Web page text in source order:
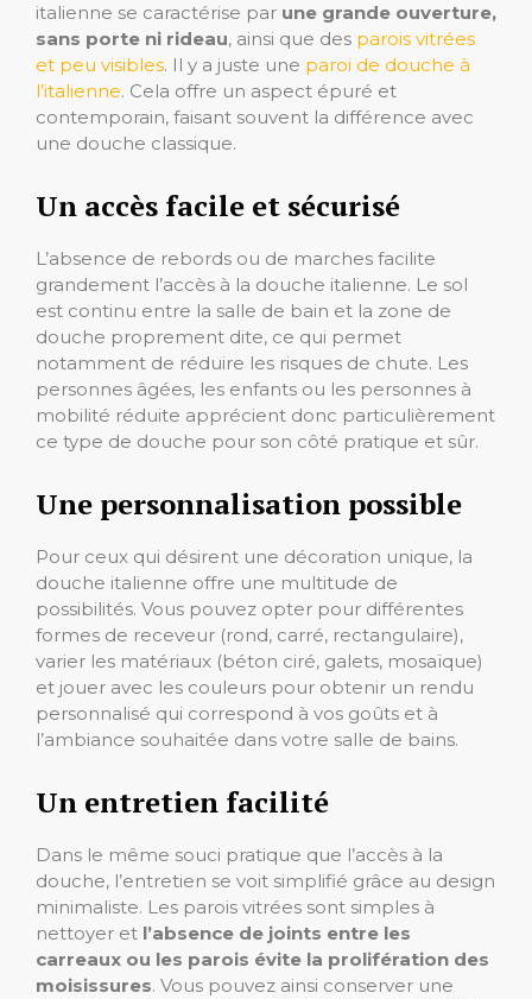
italienne se caractérise par une grande ouverture,
sans porte ni rideau, ainsi que des parois vitrées
et peu visibles. Il y a juste une paroi de douche à
l’italienne. Cela offre un aspect épuré et
contemporain, faisant souvent la différence avec
une douche classique.
Un accès facile et sécurisé
L’absence de rebords ou de marches facilite
grandement l’accès à la douche italienne. Le sol
est continu entre la salle de bain et la zone de
douche proprement dite, ce qui permet
notamment de réduire les risques de chute. Les
personnes âgées, les enfants ou les personnes à
mobilité réduite apprécient donc particulièrement
ce type de douche pour son côté pratique et sûr.
Une personnalisation possible
Pour ceux qui désirent une décoration unique, la
douche italienne offre une multitude de
possibilités. Vous pouvez opter pour différentes
formes de receveur (rond, carré, rectangulaire),
varier les matériaux (béton ciré, galets, mosaïque)
et jouer avec les couleurs pour obtenir un rendu
personnalisé qui correspond à vos goûts et à
l’ambiance souhaitée dans votre salle de bains.
Un entretien facilité
Dans le même souci pratique que l’accès à la
douche, l’entretien se voit simplifié grâce au design
minimaliste. Les parois vitrées sont simples à
nettoyer et l’absence de joints entre les
carreaux ou les parois évite la prolifération des
moisissures. Vous pouvez ainsi conserver une